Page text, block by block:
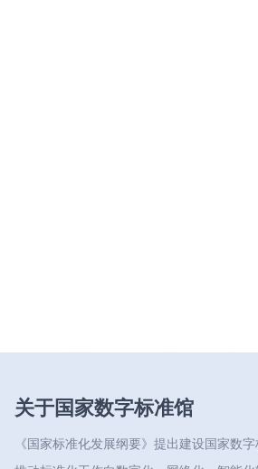
关于国家数字标准馆
《国家标准化发展纲要》提出建设国家数字